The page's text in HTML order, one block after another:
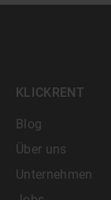
KLICKRENT
Blog
Über uns
Unternehmen